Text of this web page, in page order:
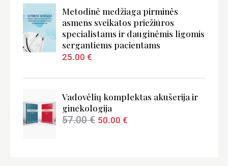
Metodinė medžiaga pirminės
asmens sveikatos priežiūros
specialistams ir dauginėmis ligomis
sergantiems pacientams
25.00 €
Vadovėlių komplektas akušerija ir
ginekologija
57.00€ 50.00 €